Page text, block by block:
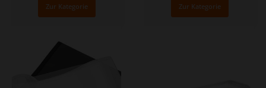
Zur Kategorie Zur Kategorie